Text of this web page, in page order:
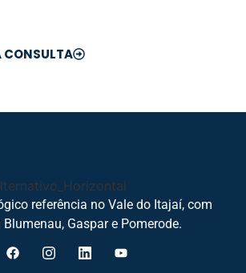
CONSULTA
referência no Vale do Itajaí, com
Gaspar e Pomerode.